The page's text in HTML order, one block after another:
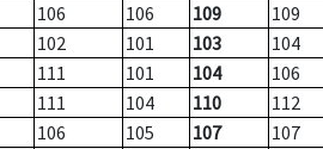
106 106 109
109
102 101 103
104
111 101 104
106
111 104 110
112
106 105 107 107